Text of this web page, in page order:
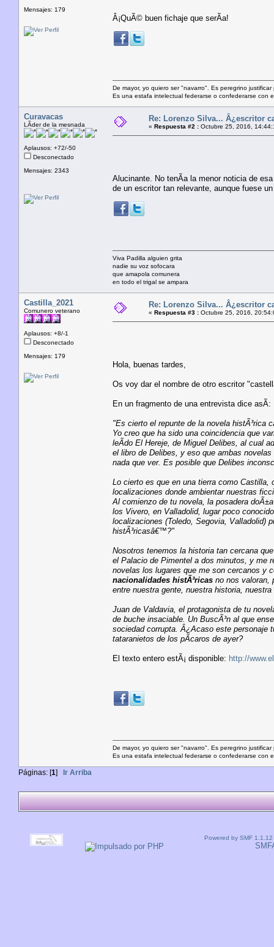
Mensajes: 179
Â¡QuÃ© buen fichaje que serÃ­a!
De mayor, yo quiero ser "navarro". Es peregrino
Es una estafa intelectual federarse o confederarse con
Curavacas
LÃ­der de la mesnada
Aplausos: +72/-50
Desconectado
Mensajes: 2343
Re: Lorenzo Silva... Â¿escritor
« Respuesta #2 : Octubre 25, 2016,
Alucinante. No tenÃ­a la menor noticia de
de un escritor tan relevante, aunque fuese
Viva Padilla alguien grita
nadie su voz sofocara
que amapola comunera
en todo el trigal se ampara
Castilla_2021
Comunero veterano
Aplausos: +8/-1
Desconectado
Mensajes: 179
Re: Lorenzo Silva... Â¿escritor
« Respuesta #3 : Octubre 25, 2016,
Hola, buenas tardes,
Os voy dar el nombre de otro escritor
En un fragmento de una entrevista dice asÃ­:
"Es cierto el repunte de la novela histÃ³rica
Yo creo que ha sido una coincidencia que
leÃ­do El Hereje, de Miguel Delibes, al cual
el libro de Delibes, y eso que ambas
nada que ver. Es posible que Delibes
Lo cierto es que en una tierra como Castilla,
localizaciones donde ambientar nuestras
Al comienzo de tu novela, la posadera
los Vivero, en Valladolid, lugar poco
localizaciones (Toledo, Segovia, Valladolid)
histÃ³ricasâ€™?"
Nosotros tenemos la historia tan cercana
el Palacio de Pimentel a dos minutos, y me
novelas los lugares que me son cercanos y
nacionalidades histÃ³ricas no nos valoran,
entre nuestra gente, nuestra historia,
Juan de Valdavia, el protagonista de tu
de buche insaciable. Un BuscÃ³n al que
sociedad corrupta. Â¿Acaso este personaje
tataranietos de los pÃ­caros de ayer?
El texto entero estÃ¡ disponible: http://
De mayor, yo quiero ser "navarro". Es peregrino
Es una estafa intelectual federarse o confederarse con
Páginas: [1] Ir Arriba
Powered by SMF 1.1.12